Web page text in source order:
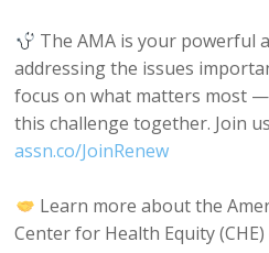
The AMA is your powerful
addressing the issues
focus on what matters most
this challenge together. Join
assn.co/JoinRenew
Learn more about the
Center for Health Equity